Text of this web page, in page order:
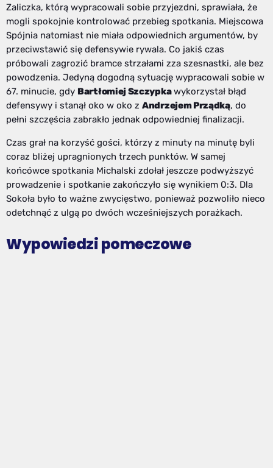
Zaliczka, którą wypracowali sobie przyjezdni, sprawiała, że
mogli spokojnie kontrolować przebieg spotkania. Miejscowa
Spójnia natomiast nie miała odpowiednich argumentów, by
przeciwstawić się defensywie rywala. Co jakiś czas
próbowali zagrozić bramce strzałami zza szesnastki, ale bez
powodzenia. Jedyną dogodną sytuację wypracowali sobie w
67. minucie, gdy Bartłomiej Szczypkawykorzystał błąd
defensywy i stanął oko w oko z Andrzejem Prządką, do
pełni szczęścia zabrakło jednak odpowiedniej finalizacji.
Czas grał na korzyść gości, którzy z minuty na minutę byli
coraz bliżej upragnionych trzech punktów. W samej
końcówce spotkania Michalski zdołał jeszcze podwyższyć
prowadzenie i spotkanie zakończyło się wynikiem 0:3. Dla
Sokoła było to ważne zwycięstwo, ponieważ pozwoliło nieco
odetchnąć z ulgą po dwóch wcześniejszych porażkach.
Wypowiedzi pomeczowe